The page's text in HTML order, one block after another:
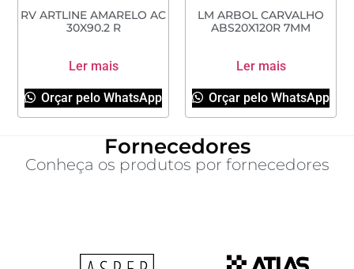
RV ARTLINE AMARELO AC
30X90.2 R
Ler mais
Orçar pelo WhatsApp
LM ARBOL CARVALHO
ABS20X120R 7MM
Ler mais
Orçar pelo WhatsApp
Fornecedores
Conheça os produtos por fornecedores